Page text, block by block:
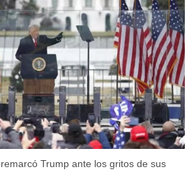
Trump ante los gritos de sus